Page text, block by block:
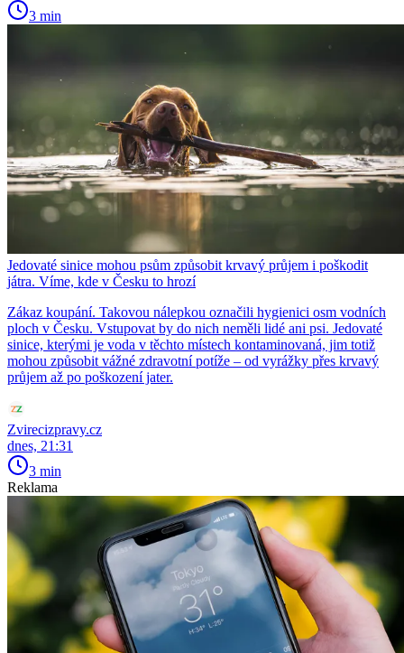
3 min
Jedovaté sinice mohou psům způsobit krvavý průjem i poškodit
játra. Víme, kde v Česku to hrozí
Zákaz koupání. Takovou nálepkou označili hygienici osm vodních
ploch v Česku. Vstupovat by do nich neměli lidé ani psi. Jedovaté
sinice, kterými je voda v těchto místech kontaminovaná, jim totiž
mohou způsobit vážné zdravotní potíže – od vyrážky přes krvavý
průjem až po poškození jater.
Zvirecizpravy.cz
dnes, 21:31
3 min
Reklama